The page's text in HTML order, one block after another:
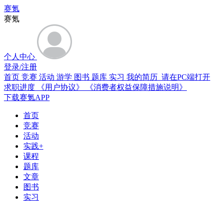
赛氪
赛氪
个人中心
登录/注册
首页 竞赛 活动 游学 图书 题库 实习 我的简历 请在PC端打开
求职进度
《用户协议》
《消费者权益保障措施说明》
下载赛氪APP
首页
竞赛
活动
实践+
课程
题库
文章
图书
实习